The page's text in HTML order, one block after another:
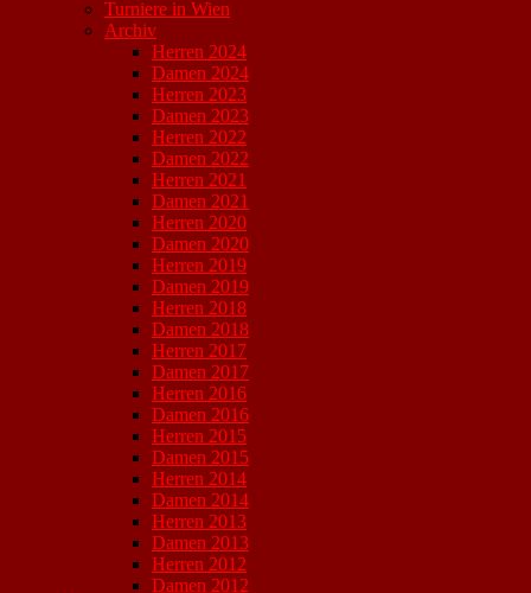
Turniere in Wien
Archiv
Herren 2024
Damen 2024
Herren 2023
Damen 2023
Herren 2022
Damen 2022
Herren 2021
Damen 2021
Herren 2020
Damen 2020
Herren 2019
Damen 2019
Herren 2018
Damen 2018
Herren 2017
Damen 2017
Herren 2016
Damen 2016
Herren 2015
Damen 2015
Herren 2014
Damen 2014
Herren 2013
Damen 2013
Herren 2012
Damen 2012